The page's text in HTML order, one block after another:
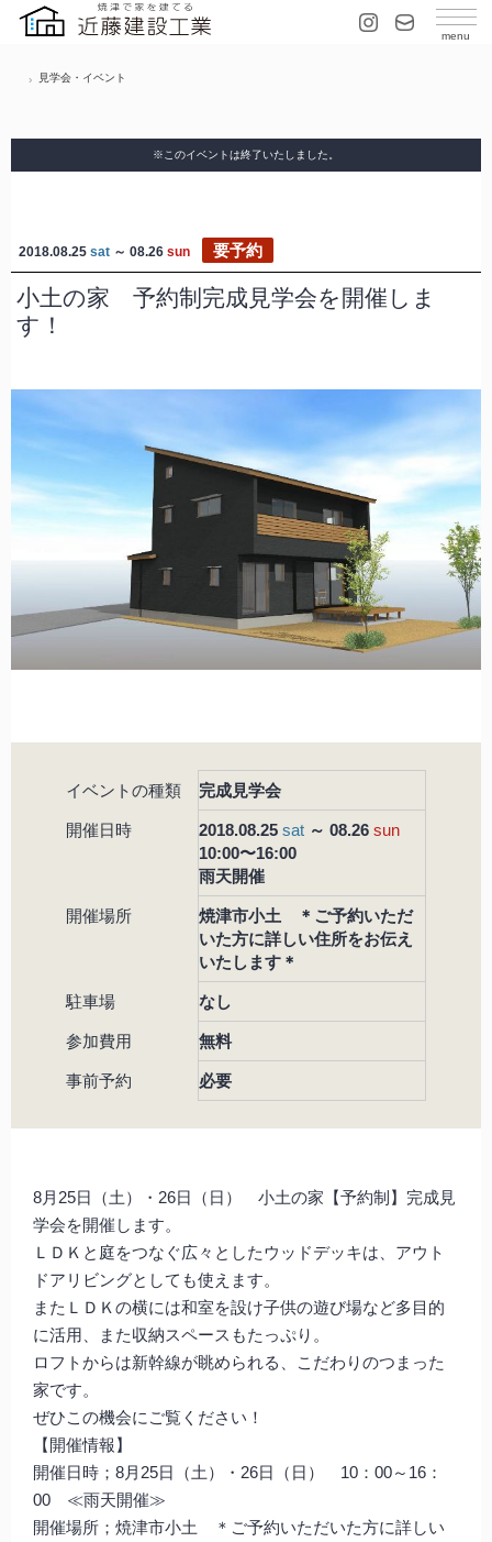
見学会・イベント
※このイベントは終了いたしました。
2018.08.25 sat ～ 08.26 sun 要予約
小土の家 予約制完成見学会を開催しま
す！
イベントの種類 完成見学会
開催日時 2018.08.25 sat ～ 08.26 sun
10:00〜16:00
雨天開催
開催場所
焼津市小土 ＊ご予約いただ
いた方に詳しい住所をお伝え
いたします＊
駐車場 なし
参加費用 無料
事前予約 必要
8月25日（土）・26日（日） 小土の家 【予約制】 完成見
学会を開催します。
ＬＤＫと庭をつなぐ広々としたウッドデッキは、アウト
ドアリビングとしても使えます。
またＬＤＫの横には和室を設け子供の遊び場など多目的
に活用、また収納スペースもたっぷり。
ロフトからは新幹線が眺められる、こだわりのつまった
家です。
ぜひこの機会にご覧ください！
【開催情報】
開催日時；8月25日（土）・26日（日） 10：00～16：
00 ≪雨天開催≫
開催場所；焼津市小土 ＊ご予約いただいた方に詳しい